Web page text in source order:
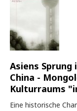
Asiens Sprung
China -
Kulturraums
Eine historische